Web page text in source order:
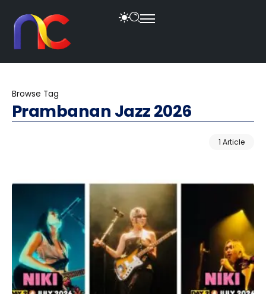
Browse Tag
Prambanan Jazz 2026
1 Article